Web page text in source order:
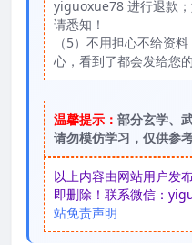
yiguoxue78 进行退款
请悉知！
（5）不用担心不给资
心，看到了都会发给您
温馨提示： 部分玄学、
请勿模仿学习，仅供参
以上内容由网站用户发
即删除！联系微信：
站免责声明